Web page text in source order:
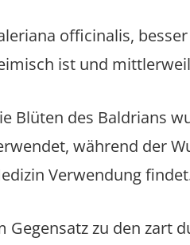
officinalis,
ist und
Blüten des Baldrians
während der
Verwendung
Gegensatz zu den zart